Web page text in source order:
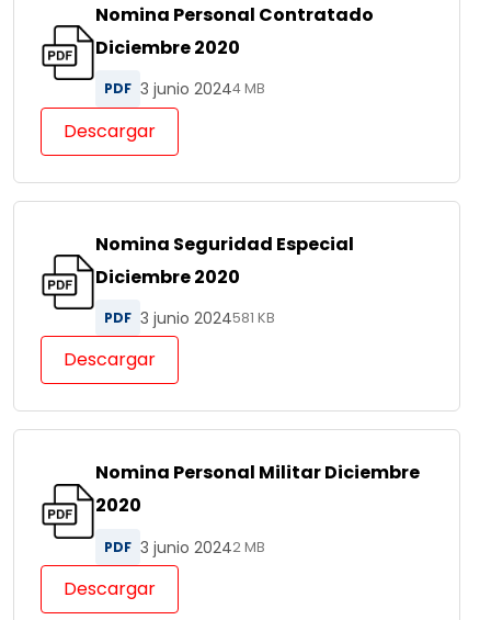
Nomina Personal Contratado
Diciembre 2020
PDF 3 junio 20244 MB
Descargar
Nomina Seguridad Especial
Diciembre 2020
PDF 3 junio 2024581 KB
Descargar
Nomina Personal Militar Diciembre
2020
PDF 3 junio 20242 MB
Descargar